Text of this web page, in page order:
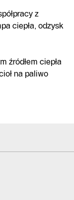
z
ciepła, odzysk
źródłem ciepła
na paliwo